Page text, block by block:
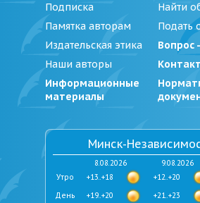
Подписка
Памятка авторам
Издательская этика
Наши авторы
Информационные
материалы
Найти
Подать
Вопрос
Минск-
8.08.2026
+13..+18
+19..+20
9.08.2026
+12..+20
+21..+23
День
Утро